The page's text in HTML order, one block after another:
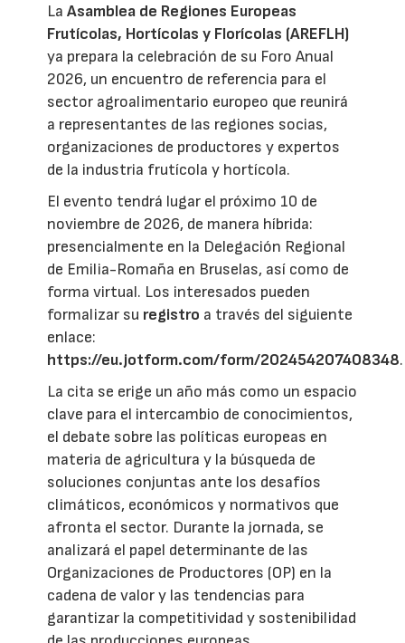
LaAsamblea de Regiones Europeas
Frutícolas, Hortícolas y Florícolas (AREFLH)
ya prepara la celebración de su Foro Anual
2026, un encuentro de referencia para el
sector agroalimentario europeo que reunirá
a representantes de las regiones socias,
organizaciones de productores y expertos
de la industria frutícola y hortícola.
El evento tendrá lugar el próximo 10 de
noviembre de 2026, de manera híbrida:
presencialmente en la Delegación Regional
de Emilia-Romaña en Bruselas, así como de
forma virtual. Los interesados pueden
formalizar su registro a través del siguiente
enlace:
https://eu.jotform.com/form/202454207408348.
La cita se erige un año más como un espacio
clave para el intercambio de conocimientos,
el debate sobre las políticas europeas en
materia de agricultura y la búsqueda de
soluciones conjuntas ante los desafíos
climáticos, económicos y normativos que
afronta el sector. Durante la jornada, se
analizará el papel determinante de las
Organizaciones de Productores (OP) en la
cadena de valor y las tendencias para
garantizar la competitividad y sostenibilidad